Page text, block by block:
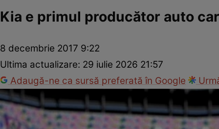
Kia e primul producător auto
8 decembrie 2017 9:22
Ultima actualizare: 29 iulie 2026 21:57
Adaugă-ne ca sursă preferată în Google